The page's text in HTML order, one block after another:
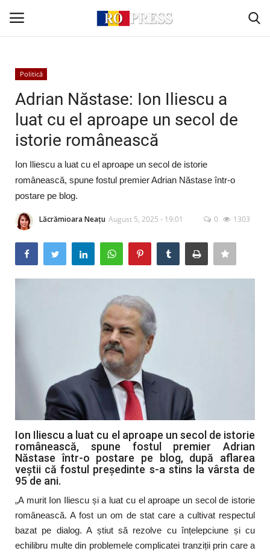
Conectare
Acasă
Intern
Extern
Politică
Socio-Economic
Monden
Politică
Adrian Năstase: Ion Iliescu a
luat cu el aproape un secol de
istorie românească
Ion Iliescu a luat cu el aproape un secol de istorie
românească, spune fostul premier Adrian Năstase într-o
postare pe blog.
Lăcrămioara Neațu August 5, 2025 - 19:01 0 1303
Ion Iliescu a luat cu el aproape un secol de istorie
românească, spune fostul premier Adrian
Năstase într-o postare pe blog, după aflarea
veștii că fostul președinte s-a stins la vârsta de
95 de ani.
„A murit Ion Iliescu și a luat cu el aproape un secol de istorie
românească. A fost un om de stat care a cultivat respectul
bazat pe dialog. A știut să rezolve cu înțelepciune și cu
echilibru multe din problemele complicatei tranziții prin care a